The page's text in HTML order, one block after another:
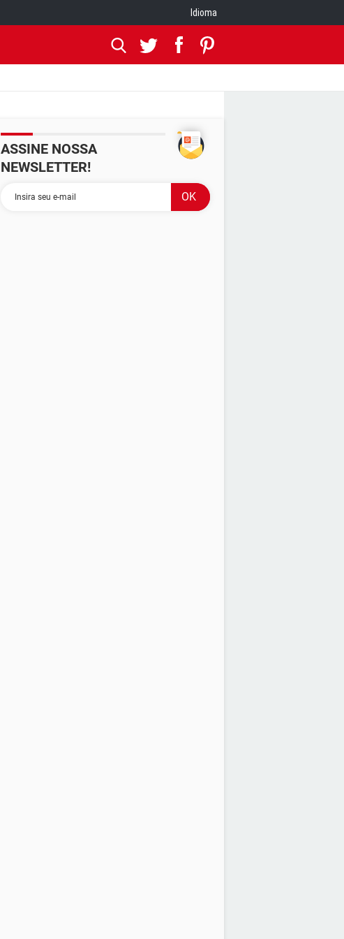
Idioma
ASSINE NOSSA
NEWSLETTER!